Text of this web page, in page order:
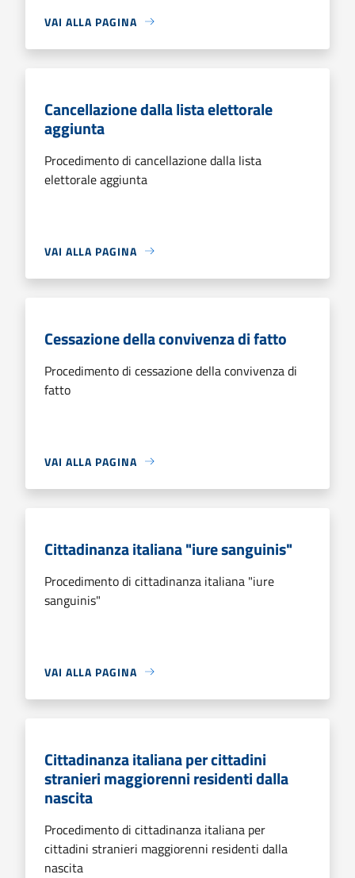
VAI ALLA PAGINA
Cancellazione dalla lista elettorale
aggiunta
Procedimento di cancellazione dalla lista
elettorale aggiunta
VAI ALLA PAGINA
Cessazione della convivenza di fatto
Procedimento di cessazione della convivenza di
fatto
VAI ALLA PAGINA
Cittadinanza italiana "iure sanguinis"
Procedimento di cittadinanza italiana "iure
sanguinis"
VAI ALLA PAGINA
Cittadinanza italiana per cittadini
stranieri maggiorenni residenti dalla
nascita
Procedimento di cittadinanza italiana per
cittadini stranieri maggiorenni residenti dalla
nascita